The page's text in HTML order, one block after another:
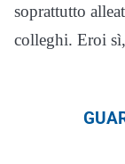
soprattutto
colleghi. Eroi